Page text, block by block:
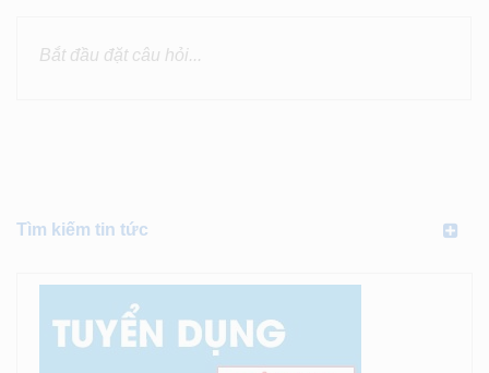
Tìm kiếm tin tức